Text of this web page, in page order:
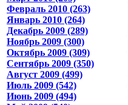
Февраль 2010 (263)
Январь 2010 (264)
Декабрь 2009 (289)
Ноябрь 2009 (300)
Октябрь 2009 (309)
Сентябрь 2009 (350)
Август 2009 (499)
Июль 2009 (542)
Июнь 2009 (494)